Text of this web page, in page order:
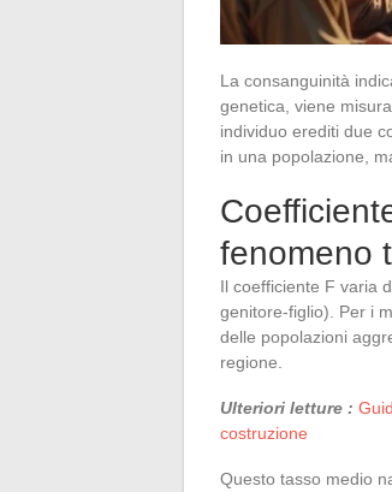
La consanguinità
genetica, viene
individuo erediti due
in una popolazione,
fenomeno
Il coefficiente F varia
genitore-figlio). Per i
delle popolazioni
regione.
Ulteriori letture :
costruzione
Questo tasso medio